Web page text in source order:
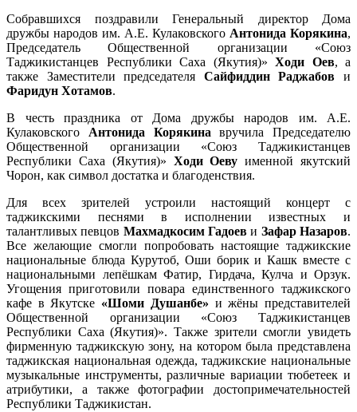
Собравшихся поздравили Генеральный директор Дома
дружбы народов им. А.Е. Кулаковского Антонида Корякина,
Председатель Общественной организации «Союз
Таджикистанцев Республики Саха (Якутия)» Ходи Оев, а
также Заместители председателя Сайфиддин Раджабов и
Фаридун Хотамов.
В честь праздника от Дома дружбы народов им. А.Е.
Кулаковского Антонида Корякинавручила Председателю
Общественной организации «Союз Таджикистанцев
Республики Саха (Якутия)» Ходи Оеву именной якутский
Чорон, как символ достатка и благоденствия.
Для всех зрителей устроили настоящий концерт с
таджикскими песнями в исполнении известных и
талантливых певцов Махмадкосим Гадоев и Зафар Назаров.
Все желающие смогли попробовать настоящие таджикские
национальные блюда Курутоб, Оши борик и Кашк вместе с
национальными лепёшкам Фатир, Гирдача, Кулча и Орзук.
Угощения приготовили повара единственного таджикского
кафе в Якутске «Шоми Душанбе» и жёны представителей
Общественной организации «Союз Таджикистанцев
Республики Саха (Якутия)». Также зрители смогли увидеть
фирменную таджикскую зону, на котором была представлена
таджикская национальная одежда, таджикские национальные
музыкальные инструменты, различные вариации тюбетеек и
атрибутики, а также фотографии достопримечательностей
Республики Таджикистан.